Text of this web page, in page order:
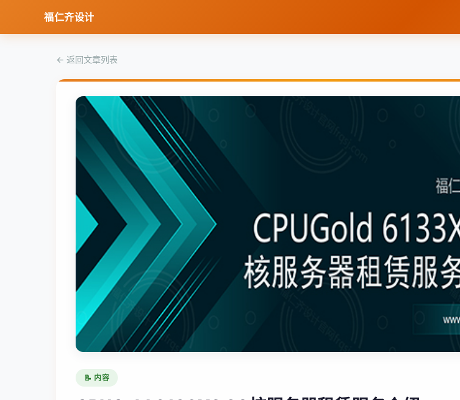
福仁齐设计
← 返回文章列表
📝 内容